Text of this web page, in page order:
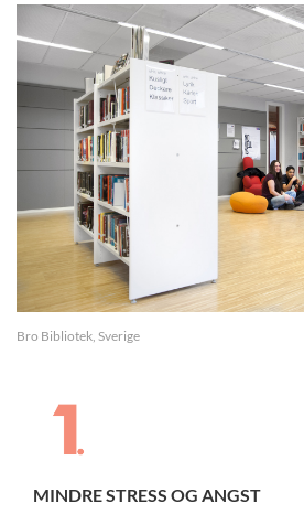
Bro Bibliotek, Sverige
MINDRE STRESS OG ANGST